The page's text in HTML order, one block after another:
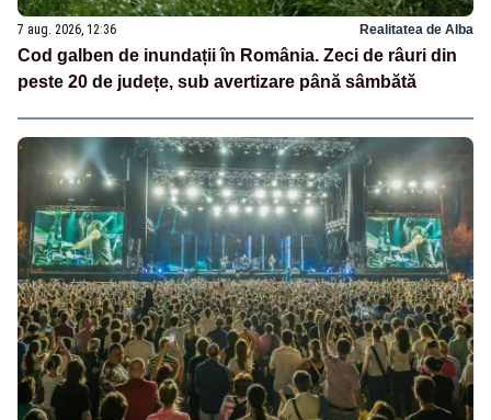
7 aug. 2026, 12:36 Realitatea de Alba
Cod galben de inundații în România. Zeci de râuri din
peste 20 de județe, sub avertizare până sâmbătă